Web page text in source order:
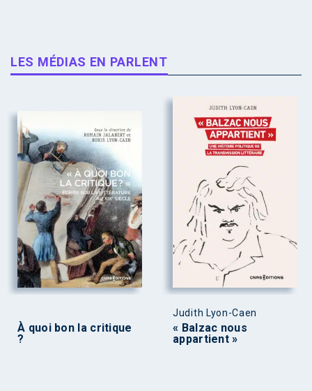
LES MÉDIAS EN PARLENT
À quoi bon la critique
?
Judith Lyon-Caen
« Balzac nous
appartient »